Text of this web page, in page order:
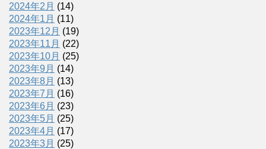
2024年2月 (14)
2024年1月 (11)
2023年12月 (19)
2023年11月 (22)
2023年10月 (25)
2023年9月 (14)
2023年8月 (13)
2023年7月 (16)
2023年6月 (23)
2023年5月 (25)
2023年4月 (17)
2023年3月 (25)